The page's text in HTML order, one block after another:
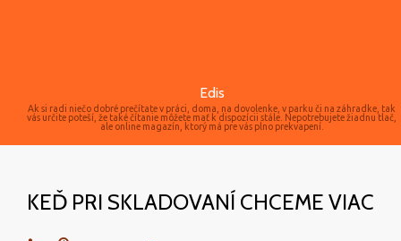
Edis
Ak si radi niečo dobré prečítate v práci, doma, na dovolenke, v parku či na záhradke, tak
vás určite poteší, že také čítanie môžete mať k dispozícii stále. Nepotrebujete žiadnu tlač,
ale online magazín, ktorý má pre vás plno prekvapení.
KEĎ PRI SKLADOVANÍ CHCEME VIAC